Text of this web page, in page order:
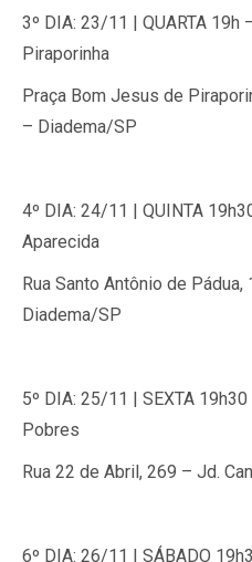
3º DIA: 23/11 | QUARTA 19h
Piraporinha
Praça Bom Jesus de
– Diadema/SP
4º DIA: 24/11 | QUINTA
Aparecida
Rua Santo Antônio de
Diadema/SP
5º DIA: 25/11 | SEXTA 19h30
Pobres
Rua 22 de Abril, 269 – Jd.
6º DIA: 26/11 | SÁBADO